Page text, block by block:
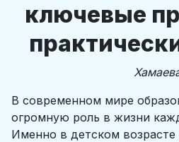
ключевые
В современном мире
огромную роль в жизни
Именно в детском